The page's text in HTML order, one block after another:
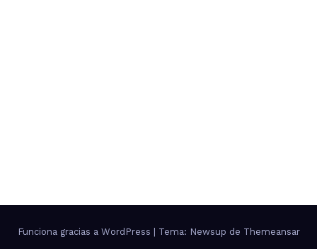
Funciona gracias a WordPress Tema: Newsup de Themeansar